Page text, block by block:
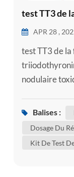
test TT3 de
APR 28 ,
test TT3 de
nodulaire
processus
Balises :
Dosage Du
Kit De Test